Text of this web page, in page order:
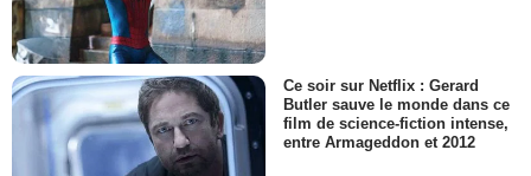
Ce soir sur Netflix : Gerard
Butler sauve le monde dans ce
film de science-fiction intense,
entre Armageddon et 2012